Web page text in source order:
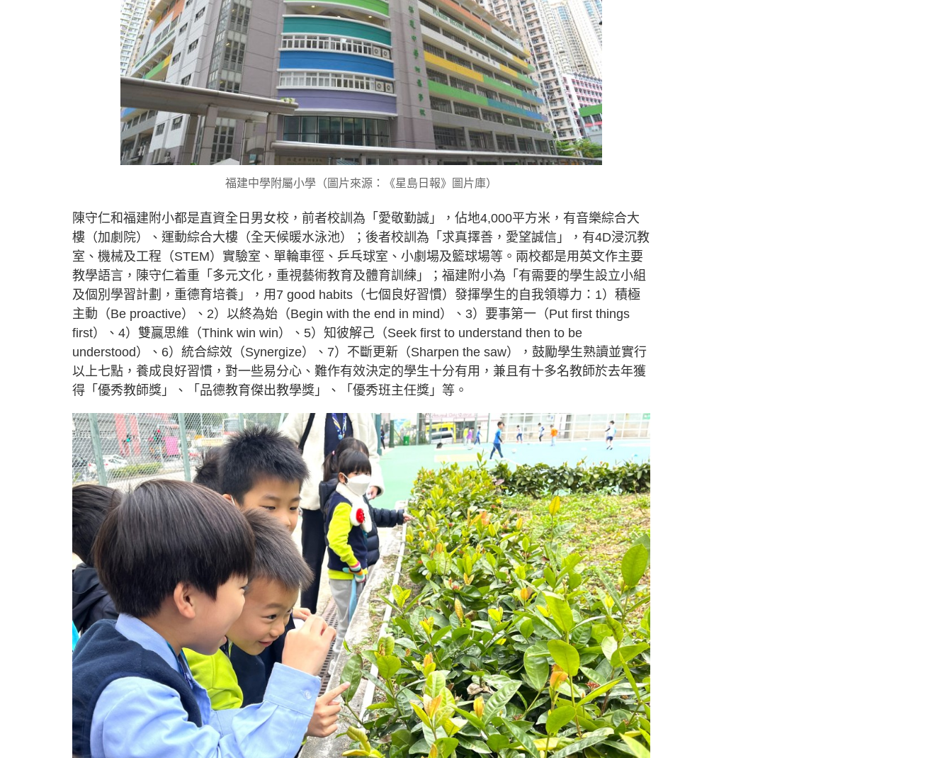
福建中學附屬小學（圖片來源：《星島日報》圖片庫）
陳守仁和福建附小都是直資全日男女校，前者校訓為「愛敬勤誠」，佔地4,000平方米，有音樂綜合大
樓（加劇院）、運動綜合大樓（全天候暖水泳池）；後者校訓為「求真擇善，愛望誠信」，有4D浸沉教
室、機械及工程（STEM）實驗室、單輪車徑、乒乓球室、小劇場及籃球場等。兩校都是用英文作主要
教學語言，陳守仁着重「多元文化，重視藝術教育及體育訓練」；福建附小為「有需要的學生設立小組
及個別學習計劃，重德育培養」，用7 good habits（七個良好習慣）發揮學生的自我領導力：1）積極
主動（Be proactive）、2）以終為始（Begin with the end in mind）、3）要事第一（Put first things
first）、4）雙贏思維（Think win win）、5）知彼解己（Seek first to understand then to be
understood）、6）統合綜效（Synergize）、7）不斷更新（Sharpen the saw），鼓勵學生熟讀並實行
以上七點，養成良好習慣，對一些易分心、難作有效決定的學生十分有用，兼且有十多名教師於去年獲
得「優秀教師獎」、「品德教育傑出教學獎」、「優秀班主任獎」等。